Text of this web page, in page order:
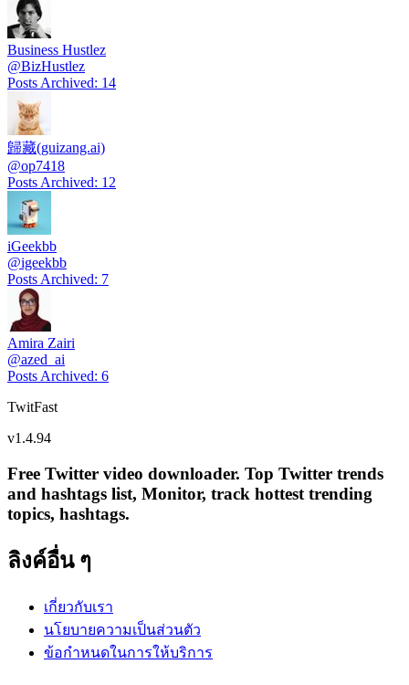
Business Hustlez
@BizHustlez
Posts Archived: 14
歸藏(guizang.ai)
@op7418
Posts Archived: 12
iGeekbb
@igeekbb
Posts Archived: 7
Amira Zairi
@azed_ai
Posts Archived: 6
TwitFast
v1.4.94
Free Twitter video downloader. Top Twitter trends
and hashtags list, Monitor, track hottest trending
topics, hashtags.
ลิงค์อื่น ๆ
เกี่ยวกับเรา
นโยบายความเป็นส่วนตัว
ข้อกำหนดในการให้บริการ